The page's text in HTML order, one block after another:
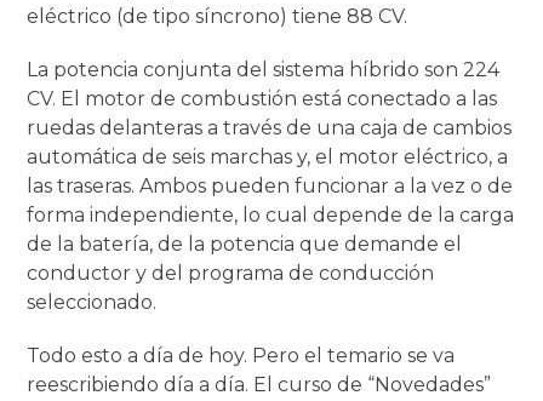
eléctrico (de tipo síncrono) tiene 88 CV.
La potencia conjunta del sistema híbrido son 224
CV. El motor de combustión está conectado a las
ruedas delanteras a través de una caja de cambios
automática de seis marchas y, el motor eléctrico, a
las traseras. Ambos pueden funcionar a la vez o de
forma independiente, lo cual depende de la carga
de la batería, de la potencia que demande el
conductor y del programa de conducción
seleccionado.
Todo esto a día de hoy. Pero el temario se va
reescribiendo día a día. El curso de “Novedades”